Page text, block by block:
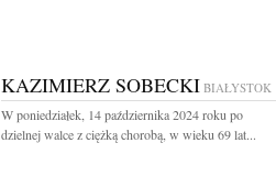
KAZIMIERZ SOBECKI BIAŁYSTOK
W poniedziałek, 14 października 2024 roku po
dzielnej walce z ciężką chorobą, w wieku 69 lat...